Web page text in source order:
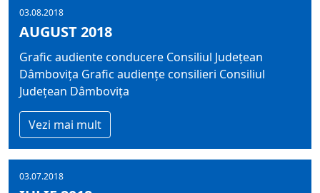
03.08.2018
AUGUST 2018
Grafic audiente conducere Consiliul Județean
Dâmbovița Grafic audiențe consilieri Consiliul
Județean Dâmbovița
Vezi mai mult
03.07.2018